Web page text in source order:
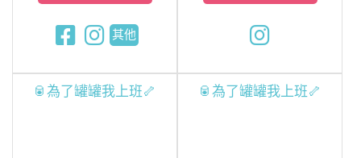
其他
🥫為了罐罐我上班🦴 🥫為了罐罐我上班🦴